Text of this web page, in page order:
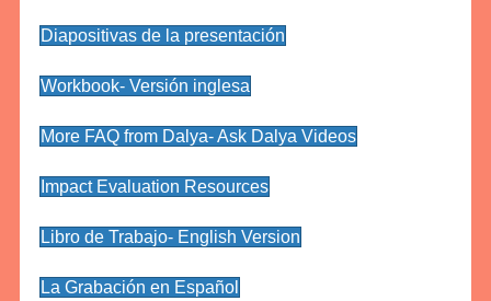
Diapositivas de la presentación
Workbook- Versión inglesa
More FAQ from Dalya- Ask Dalya Videos
Impact Evaluation Resources
Libro de Trabajo- English Version
La Grabación en Español